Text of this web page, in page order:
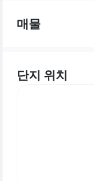
매물
단지 위치